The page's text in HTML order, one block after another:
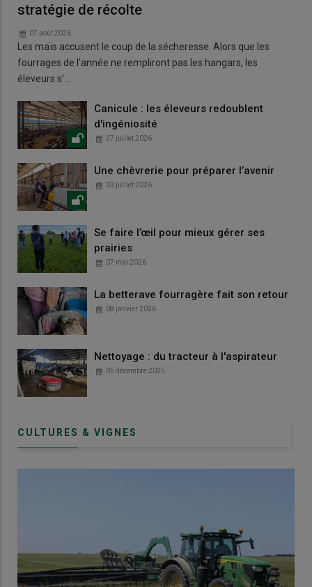
stratégie de récolte
07 août 2026
Les maïs accusent le coup de la sécheresse. Alors que les
fourrages de l’année ne rempliront pas les hangars, les
éleveurs s’…
Canicule : les éleveurs redoublent
d'ingéniosité
27 juillet 2026
Une chèvrerie pour préparer l’avenir
03 juillet 2026
Se faire l’œil pour mieux gérer ses
prairies
07 mai 2026
La betterave fourragère fait son retour
08 janvier 2026
Nettoyage : du tracteur à l'aspirateur
05 décembre 2025
CULTURES & VIGNES